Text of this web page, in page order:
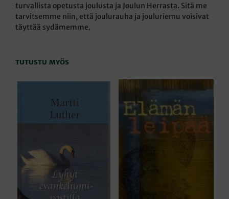
turvallista opetusta joulusta ja Joulun Herrasta. Sitä me
tarvitsemme niin, että joulurauha ja jouluriemu voisivat
täyttää sydämemme.
TUTUSTU MYÖS